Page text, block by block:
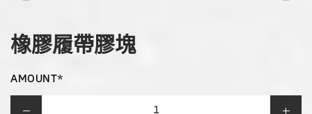
橡膠履帶膠塊
AMOUNT*